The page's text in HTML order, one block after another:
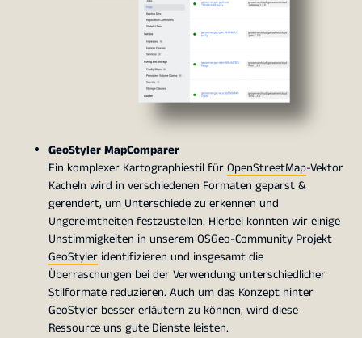
GeoStyler MapComparer
Ein komplexer Kartographiestil fürOpenStreetMap-Vektor
Kacheln wird in verschiedenen Formaten geparst &
gerendert, um Unterschiede zu erkennen und
Ungereimtheiten festzustellen. Hierbei konnten wir einige
Unstimmigkeiten in unserem OSGeo-Community Projekt
GeoStyler identifizieren und insgesamt die
Überraschungen bei der Verwendung unterschiedlicher
Stilformate reduzieren. Auch um das Konzept hinter
GeoStyler besser erläutern zu können, wird diese
Ressource uns gute Dienste leisten.